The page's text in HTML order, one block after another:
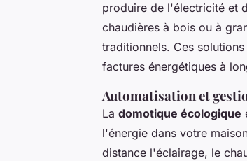
produire de l'électricité et
chaudières à bois ou à
traditionnels. Ces
factures énergétiques à
Automatisation et
La domotique écologique
l'énergie dans votre
distance l'éclairage, le